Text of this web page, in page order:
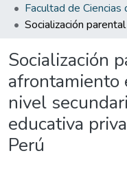
Socialización
afrontamiento
nivel
educativa
Perú